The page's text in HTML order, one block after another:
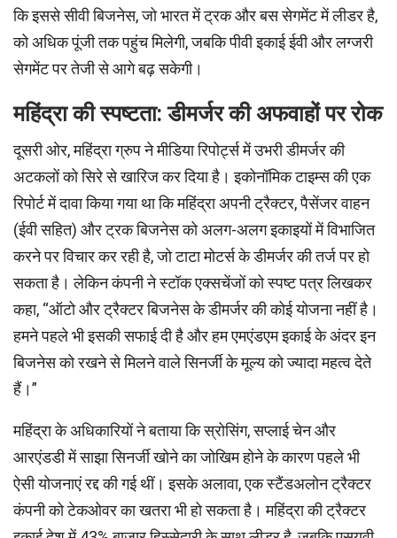
कि इससे सीवी बिजनेस, जो भारत में ट्रक और बस सेगमेंट में लीडर है,
को अधिक पूंजी तक पहुंच मिलेगी, जबकि पीवी इकाई ईवी और लग्जरी
सेगमेंट पर तेजी से आगे बढ़ सकेगी।
महिंद्रा की स्पष्टता: डीमर्जर की अफवाहों पर रोक
दूसरी ओर, महिंद्रा ग्रुप ने मीडिया रिपोर्ट्स में उभरी डीमर्जर की
अटकलों को सिरे से खारिज कर दिया है। इकोनॉमिक टाइम्स की एक
रिपोर्ट में दावा किया गया था कि महिंद्रा अपनी ट्रैक्टर, पैसेंजर वाहन
(ईवी सहित) और ट्रक बिजनेस को अलग-अलग इकाइयों में विभाजित
करने पर विचार कर रही है, जो टाटा मोटर्स के डीमर्जर की तर्ज पर हो
सकता है। लेकिन कंपनी ने स्टॉक एक्सचेंजों को स्पष्ट पत्र लिखकर
कहा, “ऑटो और ट्रैक्टर बिजनेस के डीमर्जर की कोई योजना नहीं है।
हमने पहले भी इसकी सफाई दी है और हम एमएंडएम इकाई के अंदर इन
बिजनेस को रखने से मिलने वाले सिनर्जी के मूल्य को ज्यादा महत्व देते
हैं।”
महिंद्रा के अधिकारियों ने बताया कि स्रोसिंग, सप्लाई चेन और
आरएंडडी में साझा सिनर्जी खोने का जोखिम होने के कारण पहले भी
ऐसी योजनाएं रद्द की गई थीं। इसके अलावा, एक स्टैंडअलोन ट्रैक्टर
कंपनी को टेकओवर का खतरा भी हो सकता है। महिंद्रा की ट्रैक्टर